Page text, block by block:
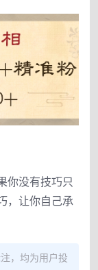
你没有技巧只
，让你自己承
，均为用户投